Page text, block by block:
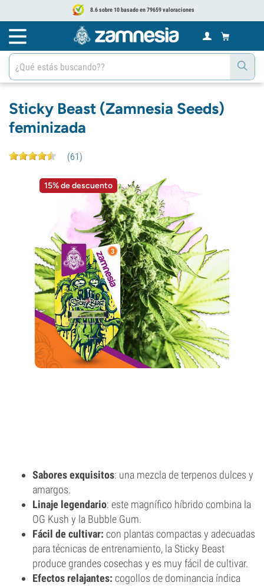
8.6 sobre 10 basado en 79659 valoraciones
Sticky Beast (Zamnesia Seeds)
feminizada
(61)
15% de descuento
Sabores exquisitos: una mezcla de terpenos dulces y
amargos.
Linaje legendario: este magnífico híbrido combina la
OG Kush y la Bubble Gum.
Fácil de cultivar: con plantas compactas y adecuadas
para técnicas de entrenamiento, la Sticky Beast
produce grandes cosechas y es muy fácil de cultivar.
Efectos relajantes: cogollos de dominancia índica